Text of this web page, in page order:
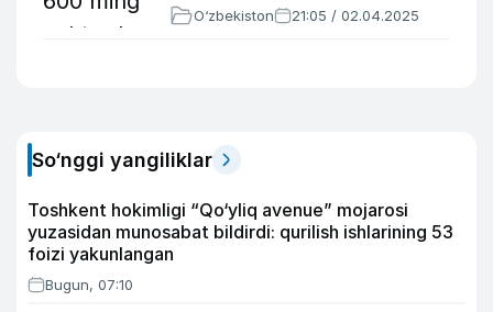
O‘zbekiston 21:05 / 02.04.2025
So‘nggi yangiliklar
Toshkent hokimligi “Qo‘yliq avenue” mojarosi
yuzasidan munosabat bildirdi: qurilish ishlarining 53
foizi yakunlangan
Bugun, 07:10